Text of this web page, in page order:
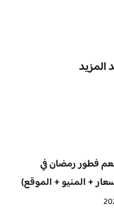
فطور رمضان في
+ المنيو + الموقع)